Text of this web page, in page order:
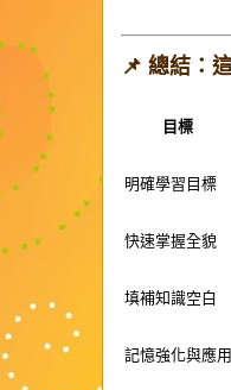
📌 總結：
目標
明確學習目標
快速掌握全貌
填補知識空白
記憶強化與應用